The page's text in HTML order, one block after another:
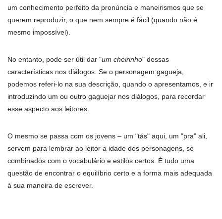
um conhecimento perfeito da pronúncia e maneirismos que se
querem reproduzir, o que nem sempre é fácil (quando não é
mesmo impossível).
No entanto, pode ser útil dar "um cheirinho" dessas
características nos diálogos. Se o personagem gagueja,
podemos referi-lo na sua descrição, quando o apresentamos, e ir
introduzindo um ou outro gaguejar nos diálogos, para recordar
esse aspecto aos leitores.
O mesmo se passa com os jovens – um "tás" aqui, um "pra" ali,
servem para lembrar ao leitor a idade dos personagens, se
combinados com o vocabulário e estilos certos. É tudo uma
questão de encontrar o equilíbrio certo e a forma mais adequada
à sua maneira de escrever.